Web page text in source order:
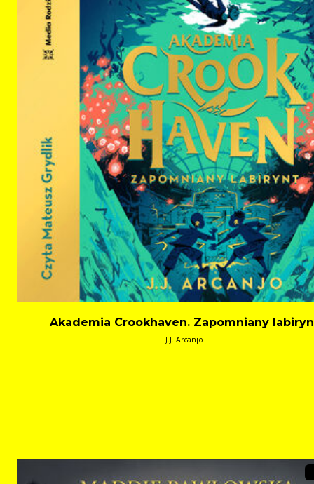
Akademia Crookhaven. Zapomniany
J.J. Arcanjo